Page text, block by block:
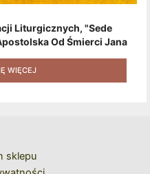
Liturgicznych, "Sede
Od Śmierci Jana
XVI" [2020] + Zestaw 6
+ Kod Rabatowy Na
WIĘCEJ
sklepu